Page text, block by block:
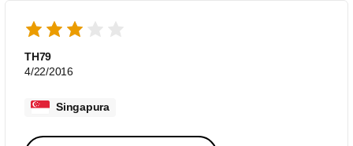
TH79
4/22/2016
Singapura